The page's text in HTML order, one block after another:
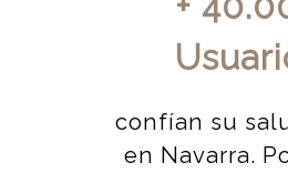
confían su
en Navarra.